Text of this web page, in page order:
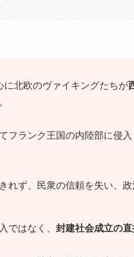
に北欧のヴァイキングたちが
フランク王国の内陸部に侵
れず、民衆の信頼を失い、
ではなく、 封建社会成立の